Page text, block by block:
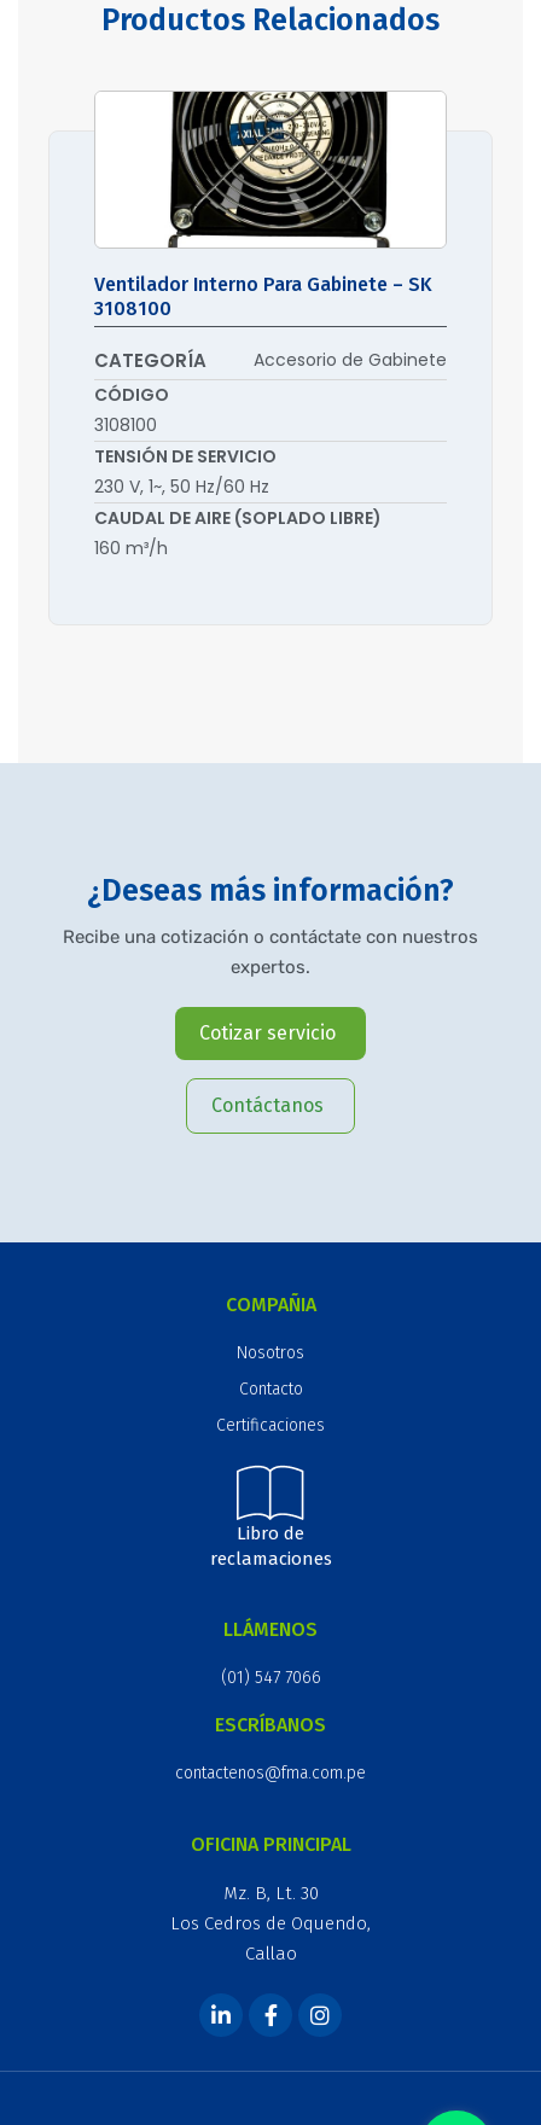
Productos Relacionados
Ventilador Interno Para Gabinete – SK
3108100
CATEGORÍA
Accesorio de Gabinete
CÓDIGO
3108100
TENSIÓN DE SERVICIO
230 V, 1~, 50 Hz/60 Hz
CAUDAL DE AIRE (SOPLADO LIBRE)
160 m³/h
¿Deseas más información?
Recibe una cotización o contáctate con nuestros
expertos.
Cotizar servicio
Contáctanos
COMPAÑIA
Nosotros
Contacto
Certificaciones
Libro de
reclamaciones
LLÁMENOS
(01) 547 7066
ESCRÍBANOS
contactenos@fma.com.pe
OFICINA PRINCIPAL
Mz. B, Lt. 30
Los Cedros de Oquendo,
Callao